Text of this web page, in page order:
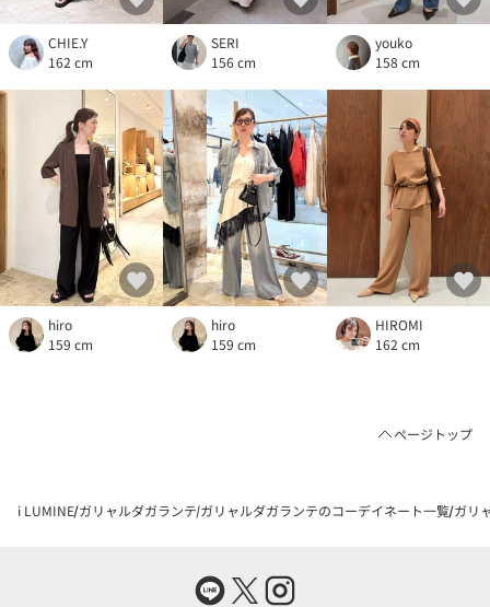
CHIE.Y
162 cm
SERI
156 cm
youko
158 cm
hiro
159 cm
hiro
159 cm
HIROMI
162 cm
ページトップ
i LUMINE ガリャルダガランテ ガリャルダガランテのコーデイネート一覧 ガリ